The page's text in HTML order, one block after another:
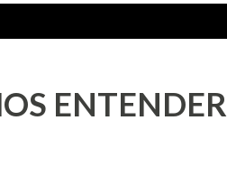
ENTENDER